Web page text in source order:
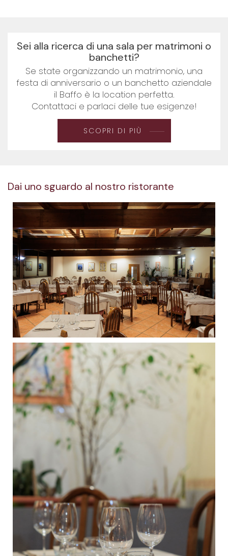
Sei alla ricerca di una sala per matrimoni o
banchetti?
Se state organizzando un matrimonio, una
festa di anniversario o un banchetto aziendale
il Baffo è la location perfetta.
Contattaci e parlaci delle tue esigenze!
SCOPRI DI PIÙ
Dai uno sguardo al nostro ristorante